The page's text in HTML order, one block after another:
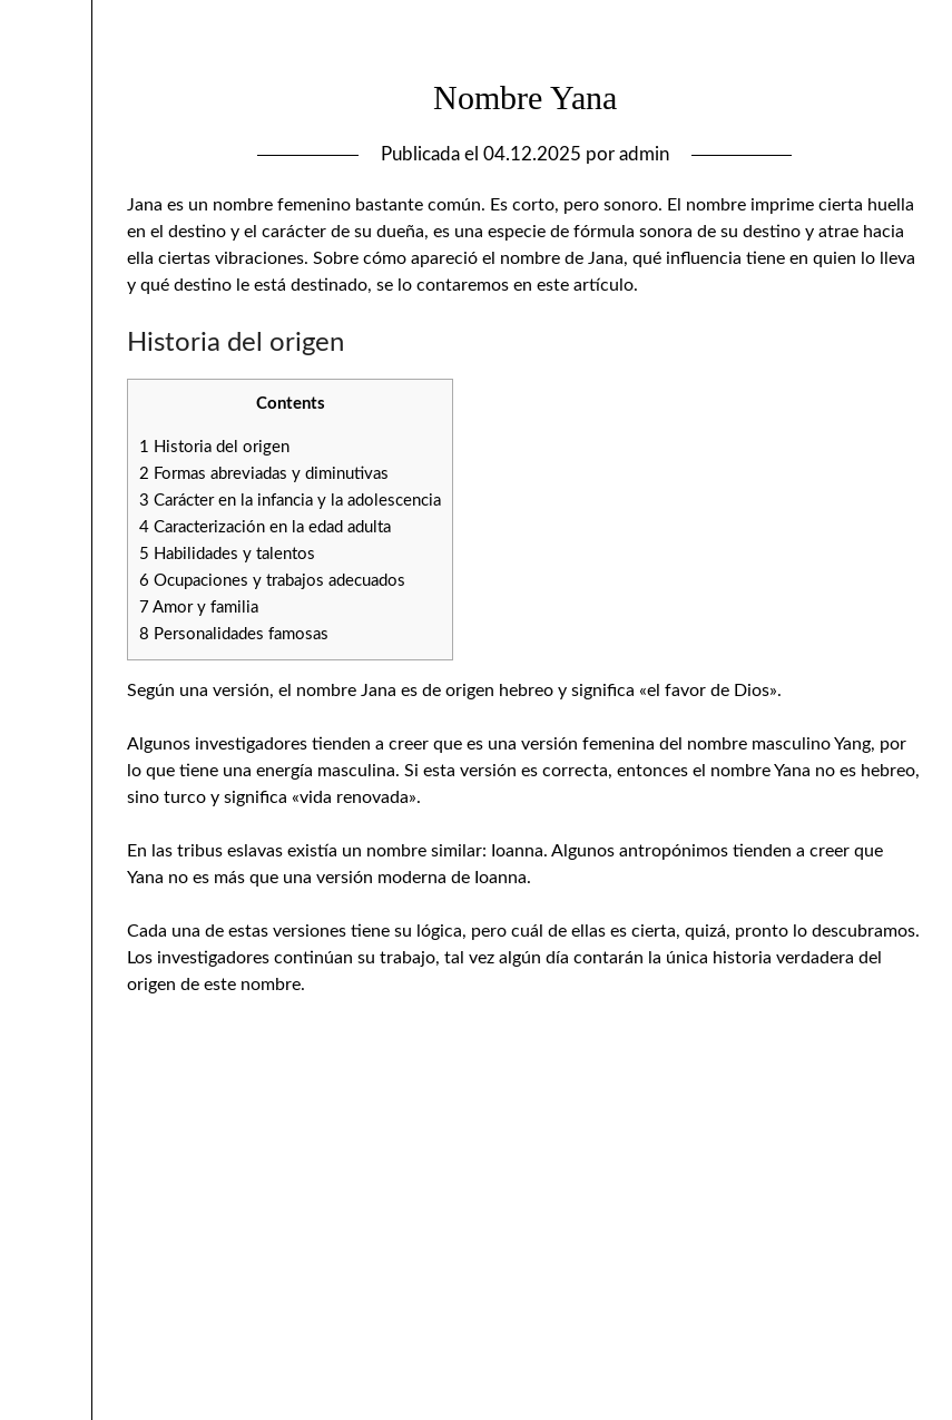
Nombre Yana
Publicada el 04.12.2025 por admin
Jana es un nombre femenino bastante común. Es corto, pero sonoro. El nombre imprime cierta huella
en el destino y el carácter de su dueña, es una especie de fórmula sonora de su destino y atrae hacia
ella ciertas vibraciones. Sobre cómo apareció el nombre de Jana, qué influencia tiene en quien lo lleva
y qué destino le está destinado, se lo contaremos en este artículo.
Historia del origen
Contents
1 Historia del origen
2 Formas abreviadas y diminutivas
3 Carácter en la infancia y la adolescencia
4 Caracterización en la edad adulta
5 Habilidades y talentos
6 Ocupaciones y trabajos adecuados
7 Amor y familia
8 Personalidades famosas
Según una versión, el nombre Jana es de origen hebreo y significa «el favor de Dios».
Algunos investigadores tienden a creer que es una versión femenina del nombre masculino Yang, por
lo que tiene una energía masculina. Si esta versión es correcta, entonces el nombre Yana no es hebreo,
sino turco y significa «vida renovada».
En las tribus eslavas existía un nombre similar: Ioanna. Algunos antropónimos tienden a creer que
Yana no es más que una versión moderna de Ioanna.
Cada una de estas versiones tiene su lógica, pero cuál de ellas es cierta, quizá, pronto lo descubramos.
Los investigadores continúan su trabajo, tal vez algún día contarán la única historia verdadera del
origen de este nombre.